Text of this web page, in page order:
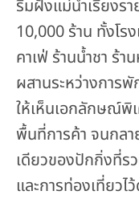
ริมฝั่งแม่น้ำเรียงร
10,000 ร้าน ทั้งโร
คาเฟ่ ร้านน้ำชา ร้า
ผสานระหว่างการ
ให้เห็นเอกลักษณ์พิ
พื้นที่การค้า จนกล
เดียวของปักกิ่งที่ร
และการท่องเที่ยวไ